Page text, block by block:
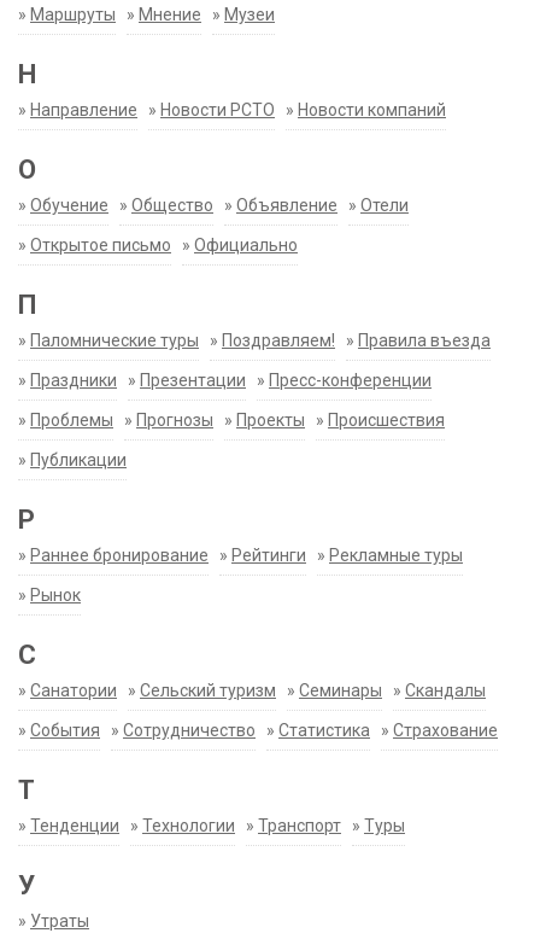
» Маршруты » Мнение » Музеи
Н
» Направление » Новости РСТО » Новости компаний
О
» Обучение » Общество » Объявление » Отели
» Открытое письмо » Официально
П
» Паломнические туры » Поздравляем! » Правила въезда
» Праздники » Презентации » Пресс-конференции
» Проблемы » Прогнозы » Проекты » Происшествия
» Публикации
Р
» Раннее бронирование » Рейтинги » Рекламные туры
» Рынок
С
» Санатории » Сельский туризм » Семинары » Скандалы
» События » Сотрудничество » Статистика » Страхование
Т
» Тенденции » Технологии » Транспорт » Туры
У
» Утраты